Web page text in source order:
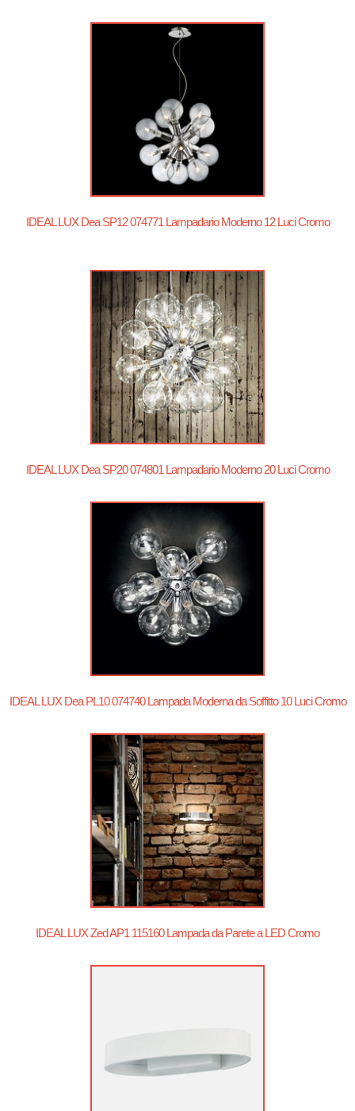
IDEAL LUX Dea SP12 074771 Lampadario Moderno 12 Luci Cromo
IDEAL LUX Dea SP20 074801 Lampadario Moderno 20 Luci Cromo
IDEAL LUX Dea PL10 074740 Lampada Moderna da Soffitto 10 Luci Cromo
IDEAL LUX Zed AP1 115160 Lampada da Parete a LED Cromo